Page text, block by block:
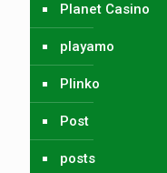
Planet Casino
playamo
Plinko
Post
posts